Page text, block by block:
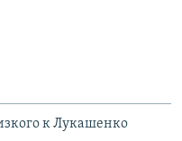
к Лукашенко